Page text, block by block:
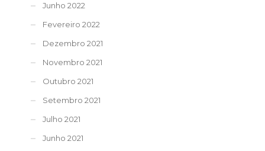
Junho 2022
Fevereiro 2022
Dezembro 2021
Novembro 2021
Outubro 2021
Setembro 2021
Julho 2021
Junho 2021